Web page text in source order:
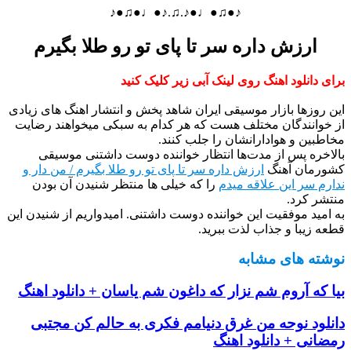
♪●♫●♩●♪.♫.♪●♩●♫●♪
ارزش داره سر تا پای تو رو طلا بگیرم
برای دانلود اهنگ روی لینک آبی زیر کلیک کنید
این روزها بازار موسیقی ایران شاهد پخش و انتشار اهنگ های زیادی
از خوانندگان مختلف هست که هر کدام به سبکی میخواهند رضایت
مخاطبین و هوادارانشان را جلب کنند.
بالاخره پس از مدت‌ها انتظار خواننده دوست داشتنی موسیقی
کشورمان آهنگ ارزش داره سر تا پای تو رو طلا بگیرم / من دار و
ندارم سر این علاقه میدم را که خیلی ها منتظر شنیدن آن بودن
منتشر کرد.
به امید موفقیت این خواننده دوست داشتنی. امیدواریم از شنیدن این
قطعه زیبا و جذاب لذت ببرید.
نوشته های مشابه
بیا که آروم شم نزار که داغون شم یاسان + دانلود اهنگ
دانلود نوحه من غرق دنیامم فکری به حالم کن مجتبی
رمضانی + دانلود اهنگ